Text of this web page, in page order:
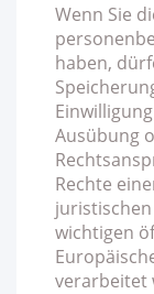
Wenn Sie
haben,
Ausübung
Rechte
wichtigen
verarbeitet